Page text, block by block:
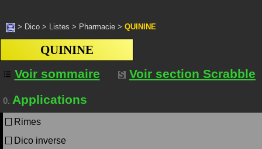
> Dico > Listes > Pharmacie > QUININE
QUININE
Voir sommaire
Voir section Scrabble
0. Applications
Rimes
Dico inverse